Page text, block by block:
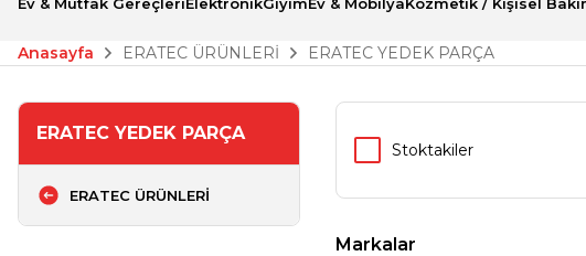
Anasayfa ERATEC ÜRÜNLERİ ERATEC YEDEK PARÇA
ERATEC YEDEK PARÇA
ERATEC ÜRÜNLERİ
Stoktakiler
Markalar